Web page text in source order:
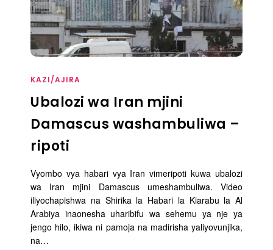
KAZI/AJIRA
Ubalozi wa Iran mjini
Damascus washambuliwa –
ripoti
Vyombo vya habari vya Iran vimeripoti kuwa ubalozi
wa Iran mjini Damascus umeshambuliwa. Video
iliyochapishwa na Shirika la Habari la Kiarabu la Al
Arabiya inaonesha uharibifu wa sehemu ya nje ya
jengo hilo, ikiwa ni pamoja na madirisha yaliyovunjika,
na…